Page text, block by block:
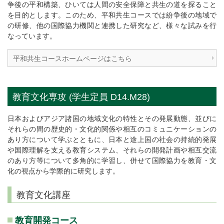
争後の平和構築、ひいては人間の安全保障と共生の道を探ること
を目的とします。このため、平和共生コースでは紛争後の地域で
の研修、他の国際協力機関と連携した研究など、様々な試みを行
なっています。
平和共生コースホームページはこちら
教育文化専攻 (学生定員 D14.M28)
日本およびアジア諸国の地域文化の特性とその発展動態、並びに
それらの間の歴史的・文化的関係や相互のコミュニケーションの
あり方について学ぶとともに、日本と途上国の社会の持続的発展
や国際理解を支える教育システム、それらの開発計画や相互交流
のあり方等について多角的に学習し、併せて国際協力を教育・文
化の視点から学際的に研究します。
教育文化講座
教育開発コース